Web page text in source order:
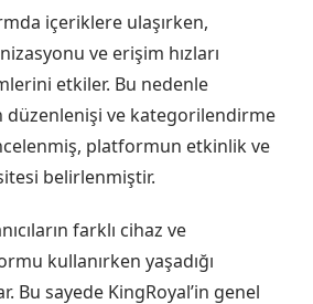
içeriklere ulaşırken,
ve erişim hızları
etkiler. Bu nedenle
düzenlenişi ve kategorilendirme
platformun etkinlik ve
belirlenmiştir.
farklı cihaz ve
kullanırken yaşadığı
Bu sayede KingRoyal’in genel